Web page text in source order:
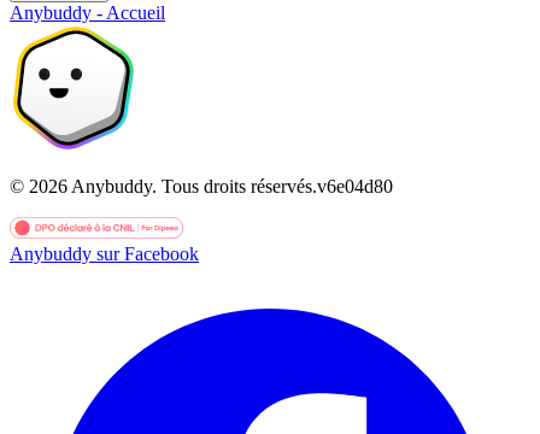
Anybuddy - Accueil
© 2026 Anybuddy. Tous droits réservés.v6e04d80
Anybuddy sur Facebook